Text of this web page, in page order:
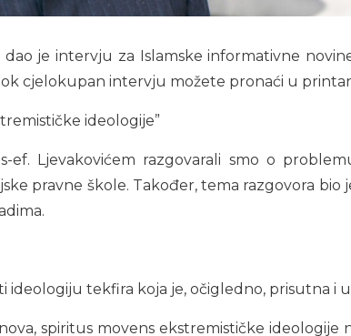
dao je intervju za Islamske informativne
cjelokupan intervju možete pronaći u
ideologije”
ef. Ljevakovićem razgovarali smo o
pravne škole. Također, tema razgovora bio
ideologiju tekfira koja je, očigledno, prisutna i
spiritus movens ekstremističke